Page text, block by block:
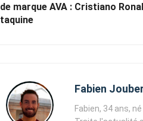
de marque AVA : Cristiano
taquine
Fabien
Fabien, 34 ans,